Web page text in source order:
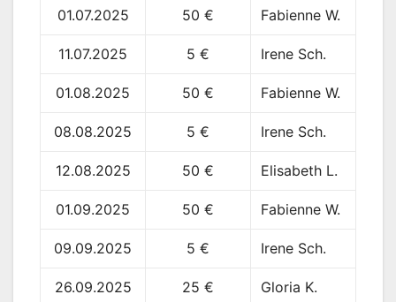
01.07.2025 50 € Fabienne W.
11.07.2025 5 € Irene Sch.
01.08.2025 50 € Fabienne W.
08.08.2025 5 € Irene Sch.
12.08.2025 50 € Elisabeth L.
01.09.2025 50 € Fabienne W.
09.09.2025 5 € Irene Sch.
26.09.2025 25 € Gloria K.